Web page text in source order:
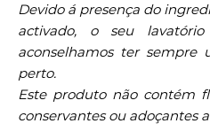
Devido á presença do
activado, o seu
aconselhamos ter
perto.
Este produto não contém
conservantes ou adoçantes